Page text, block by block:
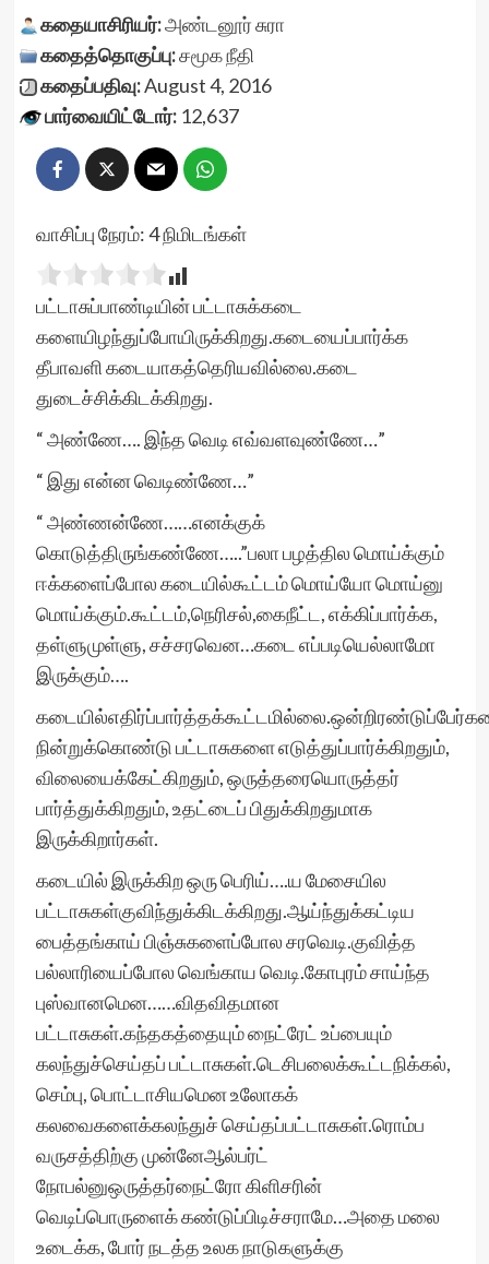
கதையாசிரியர்:அண்டனூர் சுரா
கதைத்தொகுப்பு:சமூக நீதி
கதைப்பதிவு:August 4, 2016
பார்வையிட்டோர்:12,637
வாசிப்பு நேரம்:4நிமிடங்கள்
பட்டாசுப்பாண்டியின் பட்டாசுக்கடை
களையிழந்துப்போயிருக்கிறது.கடையைப்பார்க்க
தீபாவளி கடையாகத்தெரியவில்லை.கடை
துடைச்சிக்கிடக்கிறது.
“ அண்ணே…. இந்த வெடி எவ்வளவுண்ணே…”
“ இது என்ன வெடிண்ணே…”
“ அண்ணன்ணே……எனக்குக்
கொடுத்திருங்கண்ணே…..”பலா பழத்தில மொய்க்கும்
ஈக்களைப்போல கடையில்கூட்டம் மொய்யோ மொய்னு
மொய்க்கும்.கூட்டம்,நெரிசல்,கைநீட்ட, எக்கிப்பார்க்க,
தள்ளுமுள்ளு, சச்சரவென…கடை எப்படியெல்லாமோ
இருக்கும்….
நின்றுக்கொண்டு பட்டாசுகளை எடுத்துப்பார்க்கிறதும்,
விலையைக்கேட்கிறதும், ஒருத்தரையொருத்தர்
பார்த்துக்கிறதும், உதட்டைப் பிதுக்கிறதுமாக
இருக்கிறார்கள்.
கடையில் இருக்கிற ஒரு பெரிய்….ய மேசையில
பட்டாசுகள்குவிந்துக்கிடக்கிறது.ஆய்ந்துக்கட்டிய
பைத்தங்காய் பிஞ்சுகளைப்போல சரவெடி.குவித்த
பல்லாரியைப்போல வெங்காய வெடி.கோபுரம் சாய்ந்த
புஸ்வானமென……விதவிதமான
பட்டாசுகள்.கந்தகத்தையும் நைட்ரேட் உப்பையும்
கலந்துச்செய்தப் பட்டாசுகள்.டெசிபலைக்கூட்டநிக்கல்,
செம்பு, பொட்டாசியமென உலோகக்
கலவைகளைக்கலந்துச் செய்தப்பட்டாசுகள்.ரொம்ப
வருசத்திற்கு முன்னேஆல்பர்ட்
நோபல்னுஒருத்தர்நைட்ரோ கிளிசரின்
வெடிப்பொருளைக் கண்டுப்பிடிச்சராமே…அதை மலை
உடைக்க, போர் நடத்த உலக நாடுகளுக்கு